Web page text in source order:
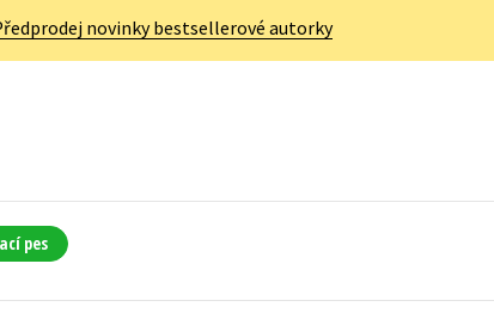
novinky bestsellerové autorky
pes